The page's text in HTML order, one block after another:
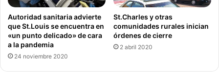
Autoridad sanitaria advierte
que St.Louis se encuentra en
«un punto delicado» de cara
a la pandemia
24 noviembre 2020
St.Charles y otras
comunidades rurales inician
órdenes de cierre
2 abril 2020